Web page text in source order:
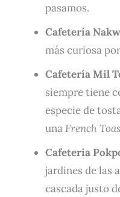
pasamos.
Cafetería
más curiosa
Cafetería Mil
siempre tiene
especie de
una French
Cafeteria
jardines de las
cascada justo